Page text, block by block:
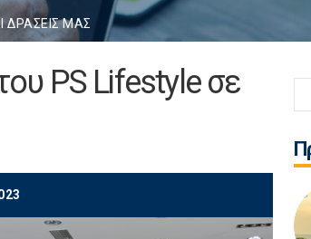
ΔΡΑΣΕΙΣ ΜΑΣ
PS Lifestyle σε